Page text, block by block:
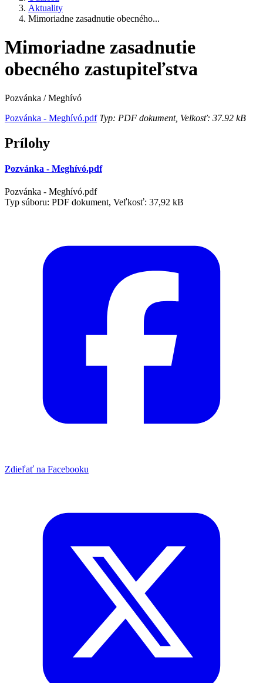
Aktuality
Mimoriadne zasadnutie obecného...
Mimoriadne zasadnutie
obecného zastupiteľstva
Pozvánka / Meghívó
Pozvánka - Meghívó.pdfTyp: PDF dokument, Velkosť: 37.92 kB
Prílohy
Pozvánka - Meghívó.pdf
Pozvánka - Meghívó.pdf
Typ súboru: PDF dokument, Veľkosť: 37,92 kB
Zdieľať na Facebooku